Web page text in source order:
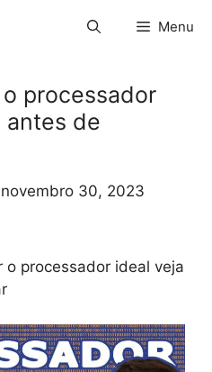
Menu
processador
antes de
novembro 30, 2023
o processador ideal veja